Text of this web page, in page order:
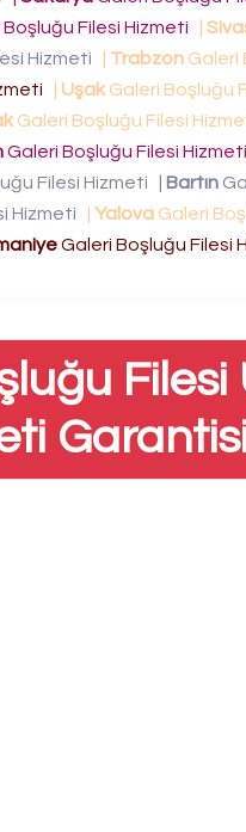
Filesi Hizmeti
Hizmeti Trabzon Galeri
UşakGaleri Boşluğu
Galeri Boşluğu Filesi
Galeri Boşluğu Filesi Hizmeti
Filesi Hizmeti Bartın
Hizmeti Yalova Galeri
Galeri Boşluğu Filesi